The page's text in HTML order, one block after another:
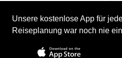
Unsere kostenlose App für
Reiseplanung war noch nie